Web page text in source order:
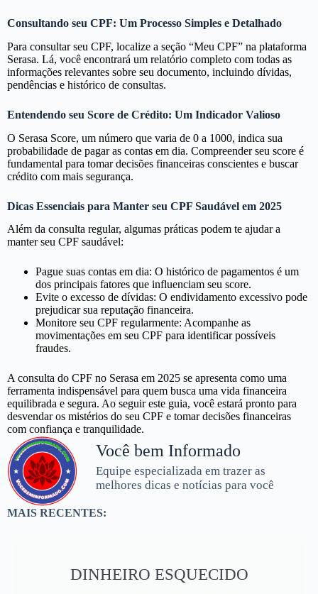
Consultando seu CPF: Um Processo Simples e Detalhado
Para consultar seu CPF, localize a seção “Meu CPF” na plataforma
Serasa. Lá, você encontrará um relatório completo com todas as
informações relevantes sobre seu documento, incluindo dívidas,
pendências e histórico de consultas.
Entendendo seu Score de Crédito: Um Indicador Valioso
O Serasa Score, um número que varia de 0 a 1000, indica sua
probabilidade de pagar as contas em dia. Compreender seu score é
fundamental para tomar decisões financeiras conscientes e buscar
crédito com mais segurança.
Dicas Essenciais para Manter seu CPF Saudável em 2025
Além da consulta regular, algumas práticas podem te ajudar a
manter seu CPF saudável:
Pague suas contas em dia: O histórico de pagamentos é um
dos principais fatores que influenciam seu score.
Evite o excesso de dívidas: O endividamento excessivo pode
prejudicar sua reputação financeira.
Monitore seu CPF regularmente: Acompanhe as
movimentações em seu CPF para identificar possíveis
fraudes.
A consulta do CPF no Serasa em 2025 se apresenta como uma
ferramenta indispensável para quem busca uma vida financeira
equilibrada e segura. Ao seguir este guia, você estará pronto para
desvendar os mistérios do seu CPF e tomar decisões financeiras
com confiança e tranquilidade.
Você bem Informado
Equipe especializada em trazer as
melhores dicas e notícias para você
MAIS RECENTES:
DINHEIRO ESQUECIDO